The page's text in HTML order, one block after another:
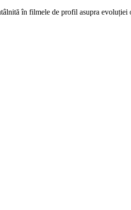
în filmele de profil asupra